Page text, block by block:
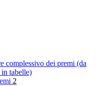
complessivo dei premi (da
tabelle)
2